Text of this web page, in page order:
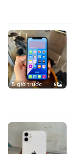
5 giờ trước 5